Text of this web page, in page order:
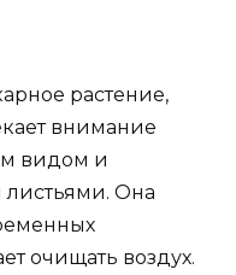
растение,
внимание
видом и
Она
очищать воздух.